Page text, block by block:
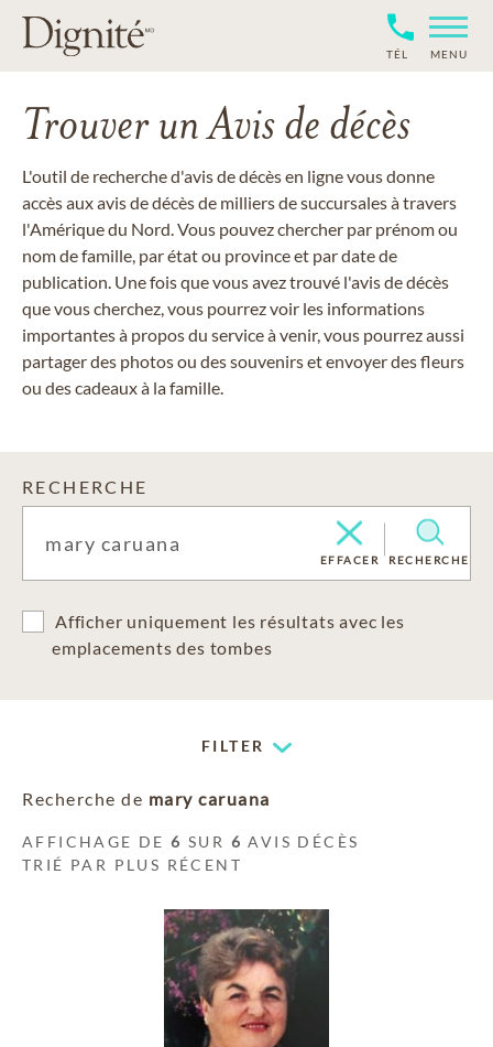
TÉL MENU
Trouver un Avis de décès
L'outil de recherche d'avis de décès en ligne vous donne
accès aux avis de décès de milliers de succursales à travers
l'Amérique du Nord. Vous pouvez chercher par prénom ou
nom de famille, par état ou province et par date de
publication. Une fois que vous avez trouvé l'avis de décès
que vous cherchez, vous pourrez voir les informations
importantes à propos du service à venir, vous pourrez aussi
partager des photos ou des souvenirs et envoyer des fleurs
ou des cadeaux à la famille.
RECHERCHE
EFFACER RECHERCHE
Afficher uniquement les résultats avec les
emplacements des tombes
FILTER
Recherche de mary caruana
AFFICHAGE DE6 SUR 6 AVIS DÉCÈS
TRIÉ PAR PLUS RÉCENT